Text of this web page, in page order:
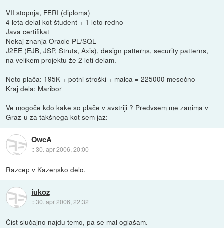
VII stopnja, FERI (diploma)
4 leta delal kot študent + 1 leto redno
Java certifikat
Nekaj znanja Oracle PL/SQL
J2EE (EJB, JSP, Struts, Axis), design patterns, security patterns,
na velikem projektu že 2 leti delam.
Neto plača: 195K + potni stroški + malca = 225000 mesečno
Kraj dela: Maribor
Ve mogoče kdo kake so plače v avstriji ? Predvsem me zanima v
Graz-u za takšnega kot sem jaz:
OwcA
::30. apr 2006, 20:00
Razcep v Kazensko delo.
jukoz
::30. apr 2006, 22:32
Čist slučajno najdu temo, pa se mal oglašam.